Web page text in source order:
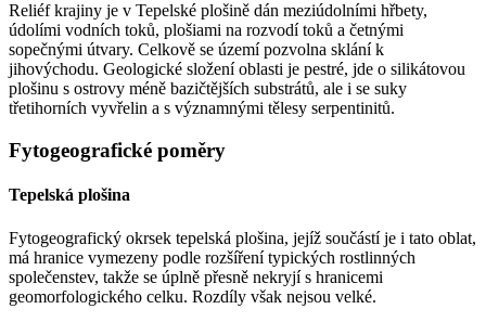
Reliéf krajiny je v Tepelské plošině dán meziúdolními hřbety,
údolími vodních toků, plošiami na rozvodí toků a četnými
sopečnými útvary. Celkově se území pozvolna sklání k
jihovýchodu. Geologické složení oblasti je pestré, jde o silikátovou
plošinu s ostrovy méně bazičtějších substrátů, ale i se suky
třetihorních vyvřelin a s významnými tělesy serpentinitů.
Fytogeografické poměry
Tepelská plošina
Fytogeografický okrsek tepelská plošina, jejíž součástí je i tato oblat,
má hranice vymezeny podle rozšíření typických rostlinných
společenstev, takže se úplně přesně nekryjí s hranicemi
geomorfologického celku. Rozdíly však nejsou velké.